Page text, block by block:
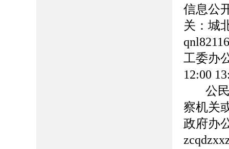
信息公
关：城
工委办
12:00
公
察机关
政府办